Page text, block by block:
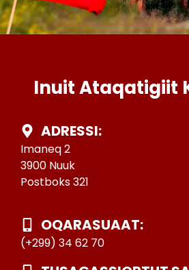
Inuit Ataqatigiit
ADRESSI:
Imaneq 2
3900 Nuuk
Postboks 321
OQARASUAAT:
(+299) 34 62 70